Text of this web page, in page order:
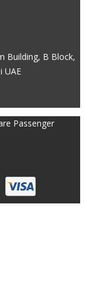
Building, B Block,
UAE
Passenger